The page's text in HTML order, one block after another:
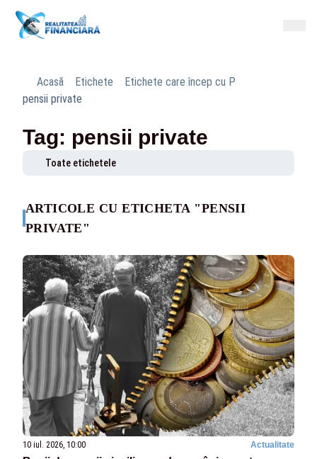
Acasă Etichete
Etichete care încep cu P
pensii private
Tag: pensii private
Toate etichetele
ARTICOLE CU ETICHETA "PENSII
PRIVATE"
10 iul. 2026, 10:00 Actualitate